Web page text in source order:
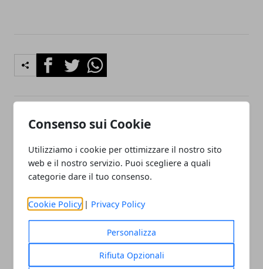
Consenso sui Cookie
Utilizziamo i cookie per ottimizzare il nostro sito
web e il nostro servizio. Puoi scegliere a quali
categorie dare il tuo consenso.
Cookie Policy | Privacy Policy
Personalizza
Rifiuta Opzionali
FacebookTwitterWhatsapp
Articolo Precedente
Redazione